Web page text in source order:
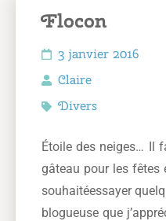
Flocon
3 janvier 2016
Claire
Divers
Étoile des neiges… Il
gâteau pour les fêtes
souhaitéessayer
blogueuse que